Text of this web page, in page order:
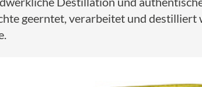
geerntet, verarbeitet und destilliert